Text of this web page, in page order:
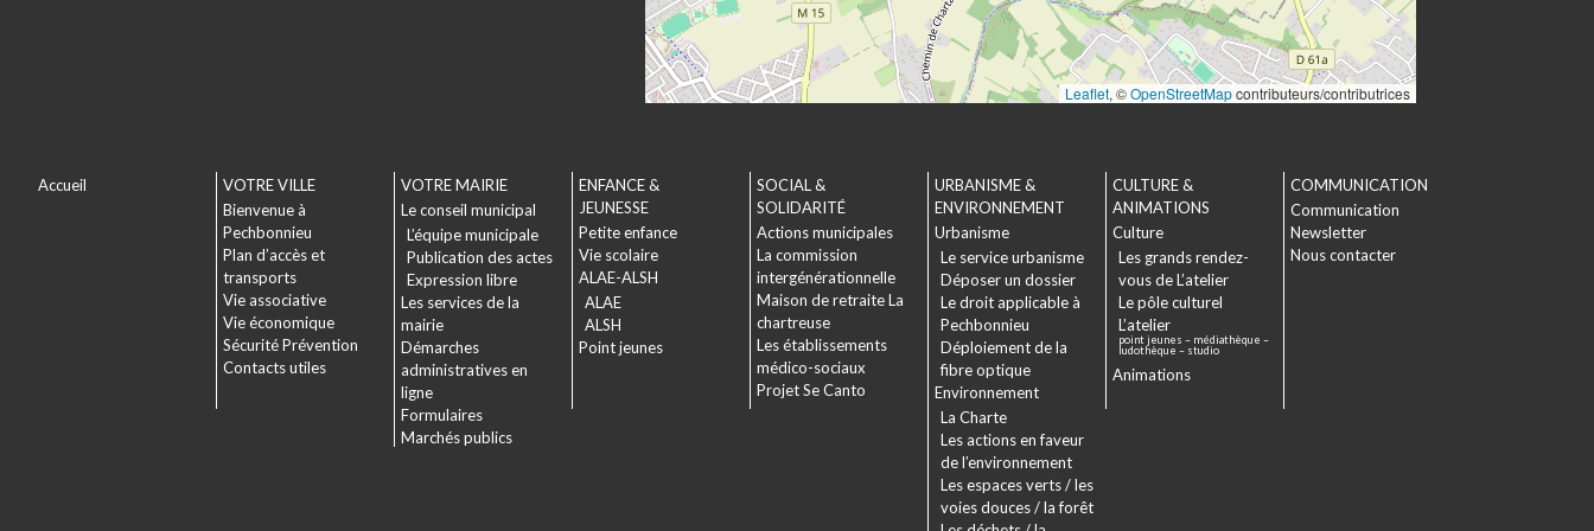
Leaflet, ©OpenStreetMapcontributeurs/contributrices
Accueil
VOTRE VILLE
Bienvenue à
Pechbonnieu
Plan d’accès et
transports
Vie associative
Vie économique
Sécurité Prévention
Contacts utiles
VOTRE MAIRIE
Le conseil municipal
L’équipe municipale
Publication des actes
Expression libre
Les services de la
mairie
Démarches
administratives en
ligne
Formulaires
Marchés publics
ENFANCE &
JEUNESSE
Petite enfance
Vie scolaire
ALAE-ALSH
ALAE
ALSH
Point jeunes
SOCIAL &
SOLIDARITÉ
Actions municipales
La commission
intergénérationnelle
Maison de retraite La
chartreuse
Les établissements
médico-sociaux
Projet Se Canto
URBANISME &
ENVIRONNEMENT
Urbanisme
Le service urbanisme
Déposer un dossier
Le droit applicable à
Pechbonnieu
Déploiement de la
fibre optique
Environnement
La Charte
Les actions en faveur
de l’environnement
Les espaces verts / les
voies douces / la forêt
CULTURE &
ANIMATIONS
Culture
Les grands rendez-
vous de L’atelier
Le pôle culturel
L’atelier
point jeunes – médiathèque –
ludothèque – studio
Animations
COMMUNICATION
Communication
Newsletter
Nous contacter